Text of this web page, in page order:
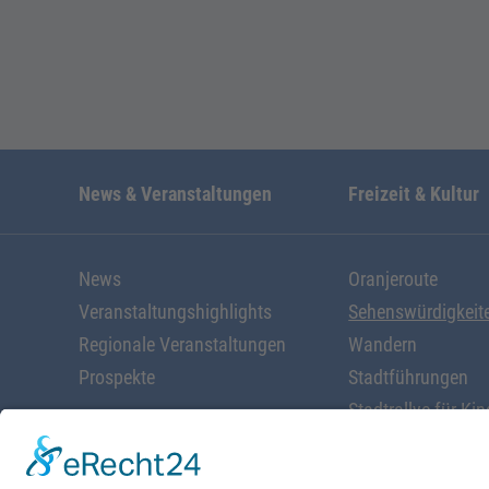
News & Veranstaltungen
News
Veranstaltungshighlights
Regionale Veranstaltungen
Prospekte
Freizeit & Kultur
Oranjeroute
Wandern
Stadtführungen
Stadtrallye für